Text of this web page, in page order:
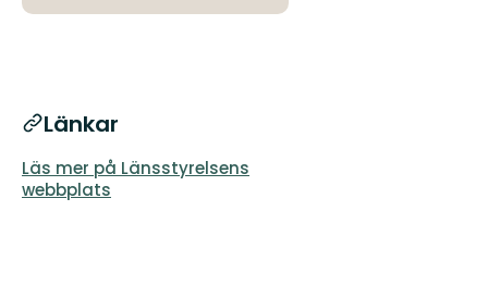
Länkar
Läs mer på Länsstyrelsens
webbplats